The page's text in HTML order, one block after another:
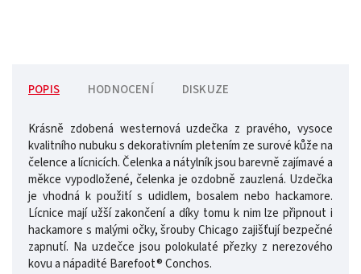
POPIS HODNOCENÍ DISKUZE
Krásně zdobená westernová uzdečka z pravého, vysoce
kvalitního nubuku s dekorativním pletením ze surové kůže na
čelence a lícnicích. Čelenka a nátylník jsou barevně zajímavé a
měkce vypodložené, čelenka je ozdobně zauzlená. Uzdečka
je vhodná k použití s udidlem, bosalem nebo hackamore.
Lícnice mají užší zakončení a díky tomu k nim lze připnout i
hackamore s malými očky, šrouby Chicago zajišťují bezpečné
zapnutí. Na uzdečce jsou polokulaté přezky z nerezového
kovu a nápadité Barefoot® Conchos.